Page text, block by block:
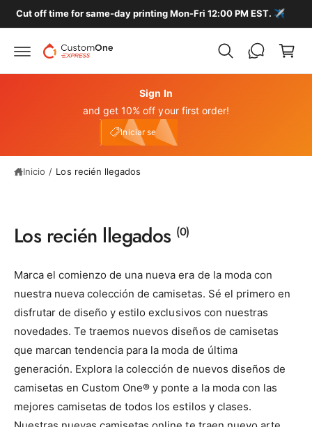
e
al
o
Cut off time for same-day printing Mon-Fri 12:00 PM EST. ✈️
a
r
ri
t
Sign In
and get 10% off your first order!
Iniciar sesiónIniciar sesión
e10
Inicio / Los recién llegados
Los recién llegados (0)
Marca el comienzo de una nueva era de la moda con
nuestra nueva colección de camisetas. Sé el primero en
disfrutar de diseño y estilo exclusivos con nuestras
novedades. Te traemos nuevos diseños de camisetas
que marcan tendencia para la moda de última
generación. Explora la colección de nuevos diseños de
camisetas en Custom One® y ponte a la moda con las
mejores camisetas de todos los estilos y clases.